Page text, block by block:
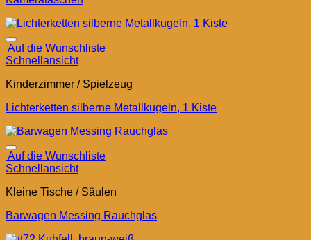
Auf die Wunschliste
Schnellansicht
Kinderzimmer / Spielzeug
Lichterketten silberne Metallkugeln, 1 Kiste
Auf die Wunschliste
Schnellansicht
Kleine Tische / Säulen
Barwagen Messing Rauchglas